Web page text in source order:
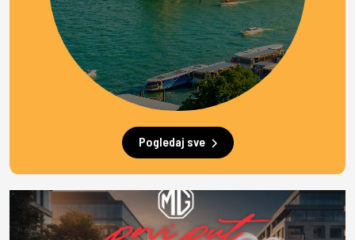
Pogledaj sve